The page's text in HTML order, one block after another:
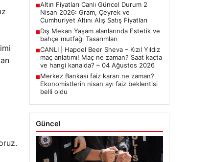
■Altın Fiyatları Canlı Güncel Durum 2
Nisan 2026: Gram, Çeyrek ve
Cumhuriyet Altını Alış Satış Fiyatları
■Dış Mekan Yaşam alanlarında Estetik ve
bahçe mutfağı Tasarımları
■CANLI | Hapoel Beer Sheva – Kızıl Yıldız
maç anlatımı! Maç ne zaman? Saat kaçta
ve hangi kanalda? – 04 Ağustos 2026
■Merkez Bankası faiz kararı ne zaman?
Ekonomistlerin nisan ayı faiz beklentisi
belli oldu
Güncel